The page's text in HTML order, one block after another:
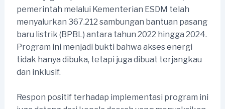
pemerintah melalui Kementerian ESDM telah
menyalurkan 367.212 sambungan bantuan pasang
baru listrik (BPBL) antara tahun 2022 hingga 2024.
Program ini menjadi bukti bahwa akses energi
tidak hanya dibuka, tetapi juga dibuat terjangkau
dan inklusif.
Respon positif terhadap implementasi program ini